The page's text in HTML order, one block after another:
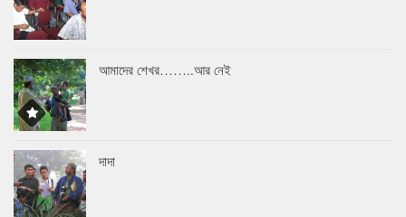
আমাদের শেখর……..আর নেই
দাদা